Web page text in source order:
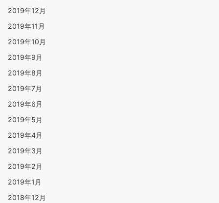
2019年12月
2019年11月
2019年10月
2019年9月
2019年8月
2019年7月
2019年6月
2019年5月
2019年4月
2019年3月
2019年2月
2019年1月
2018年12月